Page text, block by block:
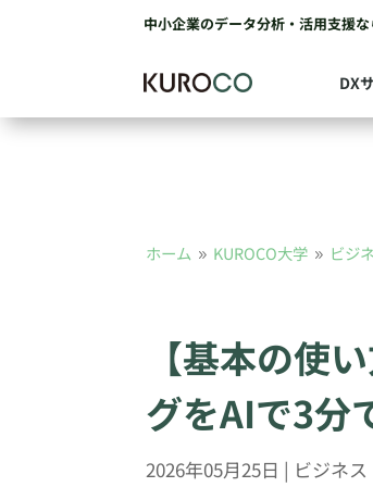
中小企業のデータ分析・活用支援
DX
ホーム 9 KUROCO大学 9 ビジ
【基本の使
グをAIで3分
2026年05月25日 | ビジネス